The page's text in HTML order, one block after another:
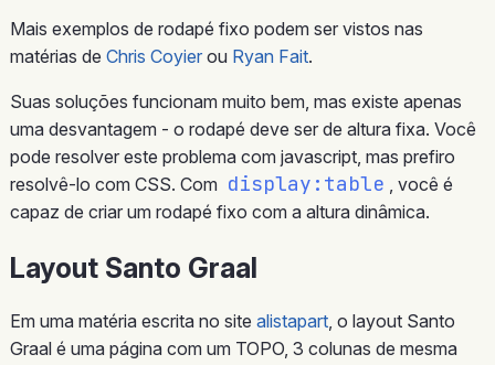
Mais exemplos de rodapé fixo podem ser vistos nas
matérias de Chris Coyierou Ryan Fait.
Suas soluções funcionam muito bem, mas existe apenas
uma desvantagem - o rodapé deve ser de altura fixa. Você
pode resolver este problema com javascript, mas prefiro
resolvê-lo com CSS. Com display:table , você é
capaz de criar um rodapé fixo com a altura dinâmica.
Layout Santo Graal
Em uma matéria escrita no site alistapart, o layout Santo
Graal é uma página com um TOPO, 3 colunas de mesma